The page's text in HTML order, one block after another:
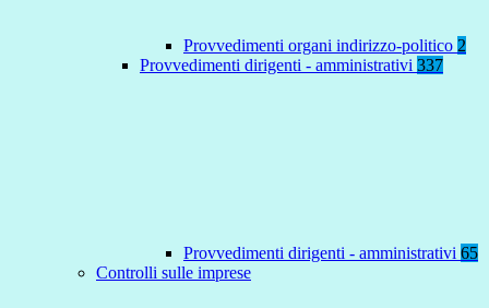
Provvedimenti organi indirizzo-politico 2
Provvedimenti dirigenti - amministrativi 337
Provvedimenti dirigenti - amministrativi 65
Controlli sulle imprese